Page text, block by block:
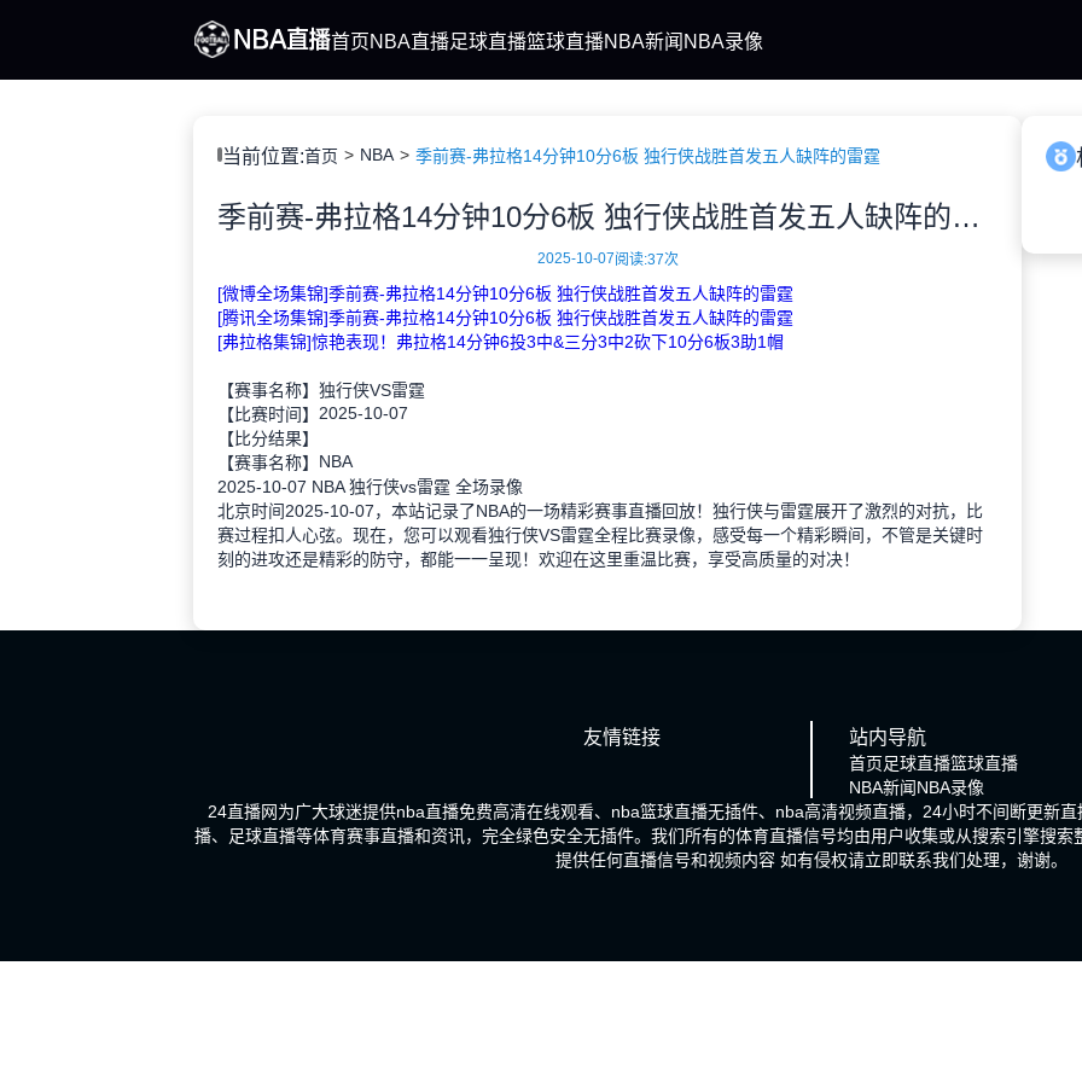
首页NBA直播足球直播篮球直播NBA新闻 NBA录像
当前位置:首页 NBA 季前赛-弗拉格14分钟10分6板 独行侠战胜首发五人缺阵的雷霆
季前赛-弗拉格14分钟10分6板 独行侠战胜首发五人缺阵的雷霆
2025-10-07阅读:37次
[微博全场集锦]季前赛-弗拉格14分钟10分6板 独行侠战胜首发五人缺阵的雷霆
[腾讯全场集锦]季前赛-弗拉格14分钟10分6板 独行侠战胜首发五人缺阵的雷霆
[弗拉格集锦]惊艳表现！弗拉格14分钟6投3中&三分3中2砍下10分6板3助1帽
【赛事名称】 独行侠VS雷霆
【比赛时间】 2025-10-07
【比分结果】
【赛事名称】 NBA
2025-10-07 NBA 独行侠vs雷霆 全场录像
北京时间2025-10-07，本站记录了NBA的一场精彩赛事直播回放！独行侠与雷霆展开了激烈的对抗，比
赛过程扣人心弦。现在，您可以观看独行侠VS雷霆全程比赛录像，感受每一个精彩瞬间，不管是关键时
刻的进攻还是精彩的防守，都能一一呈现！欢迎在这里重温比赛，享受高质量的对决！
友情链接 站内导航
首页足球直播篮球直播
NBA新闻NBA录像
24直播网为广大球迷提供nba直播免费高清在线观看、nba篮球直播无插件、nba高清视频直播，24小时不间断更新
播、足球直播等体育赛事直播和资讯，完全绿色安全无插件。我们所有的体育直播信号均由用户收集或从搜索引擎搜
提供任何直播信号和视频内容 如有侵权请立即联系我们处理，谢谢。